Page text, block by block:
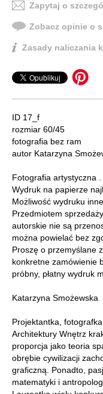
Zapytaj o
Zobacz opinie o
Zasady naliczania
ID 17_f
rozmiar 60/45
fotografia bez ram
autor Katarzyna
Fotografia artystyczna .
Wydruk na papierze
Możliwość wydruku
Przedmiotem
autorskie nie są
można powielać bez
Proszę o przemyślane
konkretne zamówienie
próbny, płatny wydruk
Katarzyna Smożewska
Projektantka,
Architektury Wnętrz
proporcja jako teoria
obrębie cywilizacji
graficzną. Ponadto,
matematyki i